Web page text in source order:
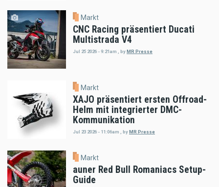
Markt
CNC Racing präsentiert Ducati
Multistrada V4
Jul 25 2026 - 9:21am , byMR Presse
Markt
XAJO präsentiert ersten Offroad-
Helm mit integrierter DMC-
Kommunikation
Jul 23 2026 - 11:06am byMR Presse
Markt
auner Red Bull Romaniacs Setup-
Guide